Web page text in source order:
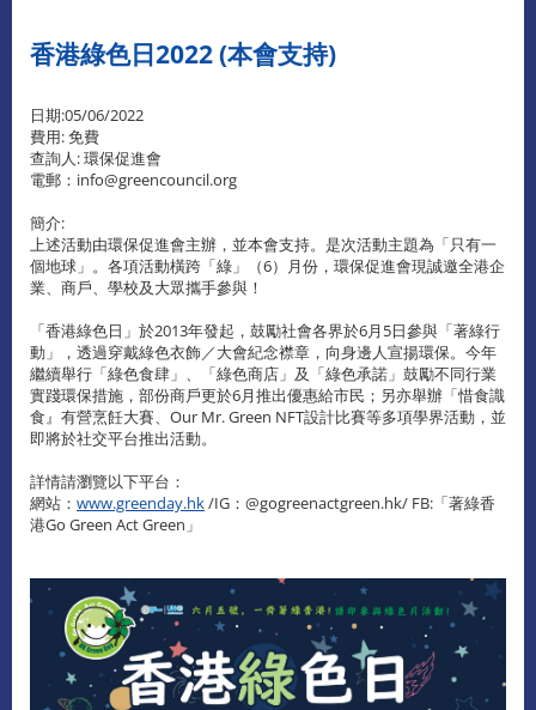
香港綠色日2022 (本會支持)
日期:05/06/2022
費用: 免費
查詢人: 環保促進會
電郵：info@greencouncil.org
簡介:
上述活動由環保促進會主辦，並本會支持。是次活動主題為「只有一
個地球」。各項活動橫跨「綠」（6）月份，環保促進會現誠邀全港企
業、商戶、學校及大眾攜手參與！
「香港綠色日」於2013年發起，鼓勵社會各界於6月5日參與「著綠行
動」，透過穿戴綠色衣飾／大會紀念襟章，向身邊人宣揚環保。今年
繼續舉行「綠色食肆」、「綠色商店」及「綠色承諾」鼓勵不同行業
實踐環保措施，部份商戶更於6月推出優惠給市民；另亦舉辦「惜食識
食』有營烹飪大賽、Our Mr. Green NFT設計比賽等多項學界活動，並
即將於社交平台推出活動。
詳情請瀏覽以下平台：
網站： www.greenday.hk/IG：@gogreenactgreen.hk/ FB:「著綠香
港Go Green Act Green」